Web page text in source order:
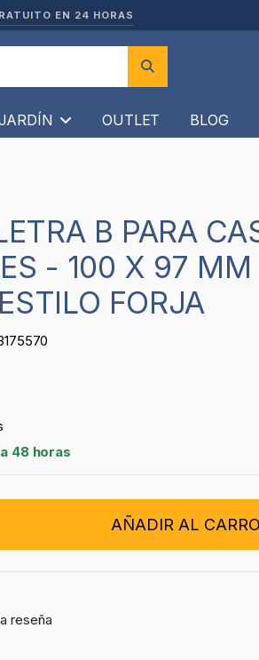
EN 24 HORAS
OUTLET BLOG
- 100 X 97
FORJA
48 horas
AÑADIR AL CARRO
reseña